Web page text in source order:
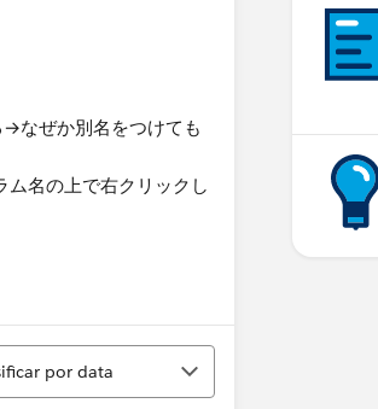
なぜか別名をつけても
名の上で右クリックし
por data